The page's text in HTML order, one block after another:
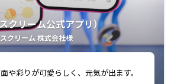
クリーム公式アプリ）
クリーム 株式会社様
や彩りが可愛らしく、元気が出ます。
特典があるようなので使うのが楽しいで